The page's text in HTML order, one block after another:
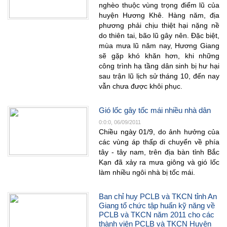
nghèo thuộc vùng trọng điểm lũ của
huyện Hương Khê. Hàng năm, địa
phương phải chịu thiệt hại nặng nề
do thiên tai, bão lũ gây nên. Đặc biệt,
mùa mưa lũ năm nay, Hương Giang
sẽ gặp khó khăn hơn, khi những
công trình hạ tầng dân sinh bị hư hại
sau trận lũ lịch sử tháng 10, đến nay
vẫn chưa được khôi phục.
Gió lốc gây tốc mái nhiều nhà dân
0:0:0, 06/09/2011
Chiều ngày 01/9, do ảnh hưởng của
các vùng áp thấp di chuyển về phía
tây - tây nam, trên địa bàn tỉnh Bắc
Kạn đã xảy ra mưa giông và gió lốc
làm nhiều ngôi nhà bị tốc mái.
Ban chỉ huy PCLB và TKCN tỉnh An
Giang tổ chức tập huấn kỹ năng về
PCLB và TKCN năm 2011 cho các
thành viên PCLB và TKCN Huyện